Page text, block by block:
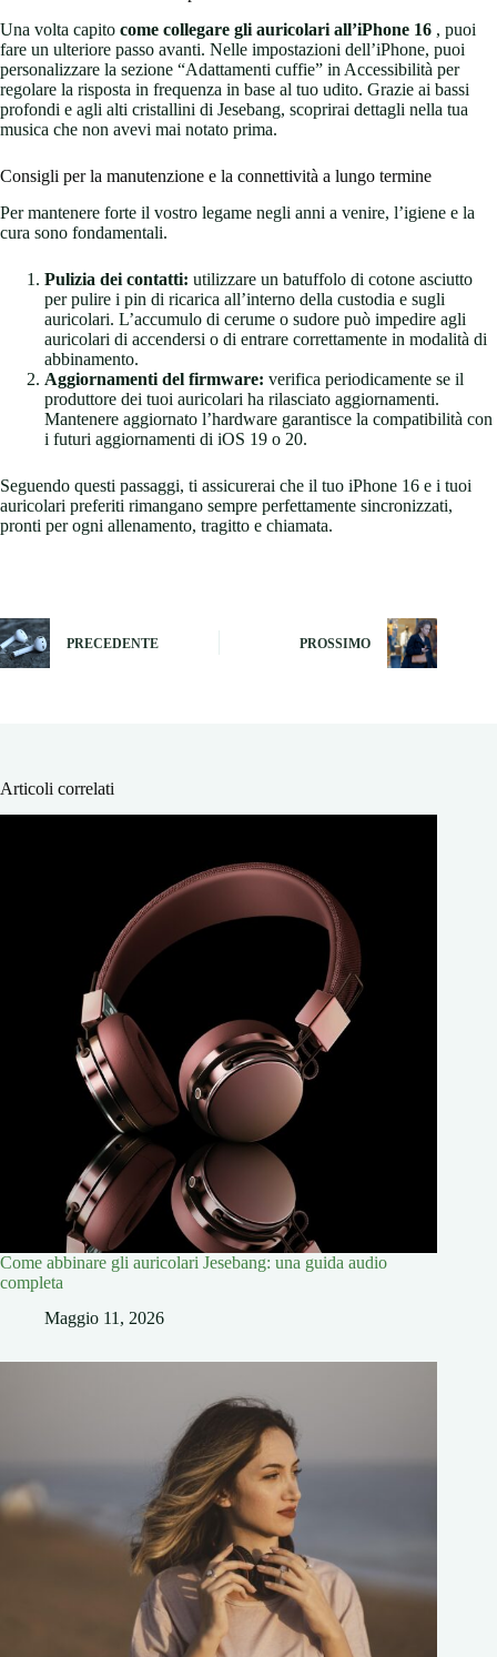
Una volta capito come collegare gli auricolari all’iPhone 16 , puoi
fare un ulteriore passo avanti. Nelle impostazioni dell’iPhone, puoi
personalizzare la sezione “Adattamenti cuffie” in Accessibilità per
regolare la risposta in frequenza in base al tuo udito. Grazie ai bassi
profondi e agli alti cristallini di Jesebang, scoprirai dettagli nella tua
musica che non avevi mai notato prima.
Consigli per la manutenzione e la connettività a lungo termine
Per mantenere forte il vostro legame negli anni a venire, l’igiene e la
cura sono fondamentali.
Pulizia dei contatti: utilizzare un batuffolo di cotone asciutto
per pulire i pin di ricarica all’interno della custodia e sugli
auricolari. L’accumulo di cerume o sudore può impedire agli
auricolari di accendersi o di entrare correttamente in modalità di
abbinamento.
Aggiornamenti del firmware: verifica periodicamente se il
produttore dei tuoi auricolari ha rilasciato aggiornamenti.
Mantenere aggiornato l’hardware garantisce la compatibilità con
i futuri aggiornamenti di iOS 19 o 20.
Seguendo questi passaggi, ti assicurerai che il tuo iPhone 16 e i tuoi
auricolari preferiti rimangano sempre perfettamente sincronizzati,
pronti per ogni allenamento, tragitto e chiamata.
PRECEDENTE PROSSIMO
Articoli correlati
Come abbinare gli auricolari Jesebang: una guida audio
completa
Maggio 11, 2026